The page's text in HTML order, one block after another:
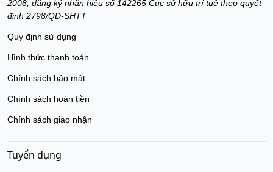
2008, đăng ký nhãn hiệu số 142265 Cục sở hữu trí tuệ theo quyết
định 2798/QD-SHTT
Quy định sử dụng
Hình thức thanh toán
Chính sách bảo mật
Chính sách hoàn tiền
Chính sách giao nhận
Tuyển dụng